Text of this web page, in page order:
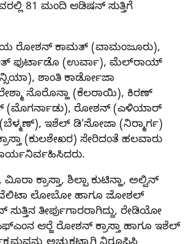
81 ಮಂದಿ ಆಡಿಷನ್ ಸುತ್ತಿಗೆ
ರೋಶನ್ ಕಾಮತ್ (ವಾಮಂಜೂರು),
ಫುರ್ಟಾಡೊ (ಉರ್ವಾ), ಮೆಲ್‍ರಾಯ್
ಶಾಂತಿ ಕಾರ್ಡೋಜಾ
ನೊರೊನ್ಹಾ (ಕೆಲರಾಯಿ), ಕಿರಣ್
(ಮೊಗರ್ನಾಡು), ರೋಶನ್ (ಎಳಿಯಾರ್
ಇಶೆಲ್ ಡಿ’ಸೋಜಾ (ನಿರ್‍ಮಾರ್ಗ)
(ಕುಲಶೇಖರ) ಸೇರಿದಂತೆ ಹಲವಾರು
ಕ್ರಾಸ್ತಾ, ಶಿಲ್ಪಾ ಕುಟಿನ್ಹಾ, ಅಲ್ವಿನ್
ವೆಲಿಟಾ ಲೋಬೋ ಹಾಗೂ ಜೋಶಲ್
ತೀರ್ಪುಗಾರರಾಗಿದ್ದು, ರೇಡಿಯೋ
ಆರ್‍ಜೆ ರೋಶನ್ ಕ್ರಾಸ್ತಾ ಹಾಗೂ ಇಶೆಲ್